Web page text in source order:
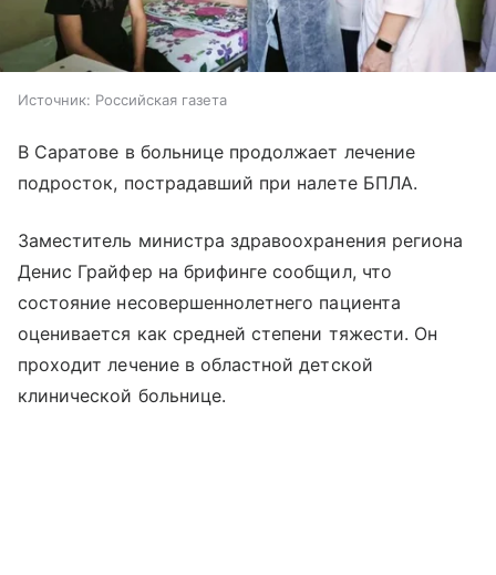
Источник: Российская газета
В Саратове в больнице продолжает лечение
подросток, пострадавший при налете БПЛА.
Заместитель министра здравоохранения региона
Денис Грайфер на брифинге сообщил, что
состояние несовершеннолетнего пациента
оценивается как средней степени тяжести. Он
проходит лечение в областной детской
клинической больнице.